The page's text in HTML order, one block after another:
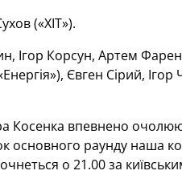
(«ХІТ»).
Ігор Корсун, Артем
Євген Сірий,
Косенка впевнено
основного раунду наша
о 21.00 за